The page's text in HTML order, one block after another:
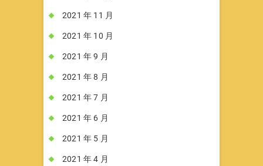
2021 年 11 月
2021 年 10 月
2021 年 9 月
2021 年 8 月
2021 年 7 月
2021 年 6 月
2021 年 5 月
2021 年 4 月